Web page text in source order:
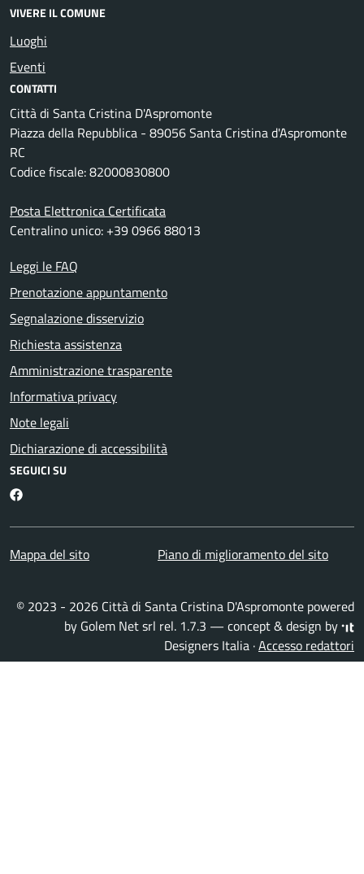
VIVERE IL COMUNE
Luoghi
Eventi
CONTATTI
Città di Santa Cristina D'Aspromonte
Piazza della Repubblica - 89056 Santa Cristina d'Aspromonte
RC
Codice fiscale: 82000830800
Posta Elettronica Certificata
Centralino unico: +39 0966 88013
Leggi le FAQ
Prenotazione appuntamento
Segnalazione disservizio
Richiesta assistenza
Amministrazione trasparente
Informativa privacy
Note legali
Dichiarazione di accessibilità
SEGUICI SU
Facebook
Mappa del sito Piano di miglioramento del sito
© 2023 - 2026 Città di Santa Cristina D'Aspromonte powered
by Golem Net srl rel. 1.7.3 — concept & design by
Designers Italia ·Accesso redattori